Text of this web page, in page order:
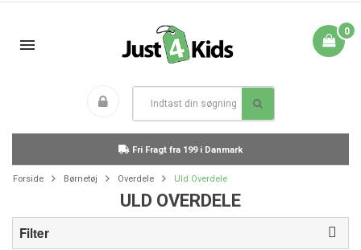
0
Fri Fragt fra 199 i Danmark
Forside Børnetøj Overdele Uld Overdele
ULD OVERDELE
Filter